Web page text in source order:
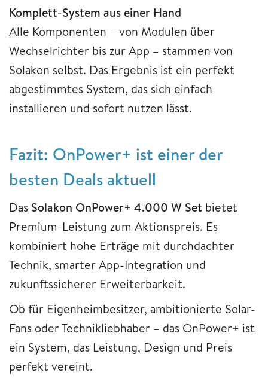
Komplett-System aus einer Hand
Alle Komponenten – von Modulen über
Wechselrichter bis zur App – stammen von
Solakon selbst. Das Ergebnis ist ein perfekt
abgestimmtes System, das sich einfach
installieren und sofort nutzen lässt.
Fazit: OnPower+ ist einer der
besten Deals aktuell
Das Solakon OnPower+ 4.000 W Set bietet
Premium-Leistung zum Aktionspreis. Es
kombiniert hohe Erträge mit durchdachter
Technik, smarter App-Integration und
zukunftssicherer Erweiterbarkeit.
Ob für Eigenheimbesitzer, ambitionierte Solar-
Fans oder Technikliebhaber – das OnPower+ ist
ein System, das Leistung, Design und Preis
perfekt vereint.